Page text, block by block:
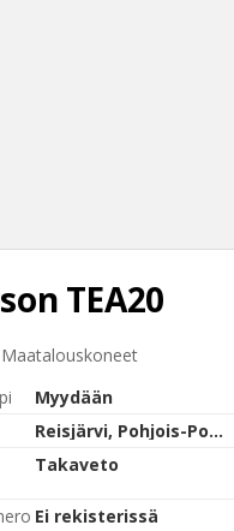
TEA20
Maatalouskoneet
Myydään
Reisjärvi, Pohjois-Pohjanmaa
Takaveto
Ei rekisterissä